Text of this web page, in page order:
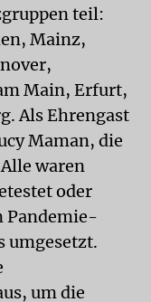
teil:
Mainz,
Main, Erfurt,
Als Ehrengast
Maman, die
waren
oder
Pandemie-
umgesetzt.
um die